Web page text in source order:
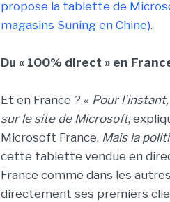
propose la tablette de
magasins Suning en Chine).
Du « 100% direct » en
Et en France ? « Pour
sur le site de Microsoft,
Microsoft France. Mais la
cette tablette vendue en
France comme dans les
directement ses premiers